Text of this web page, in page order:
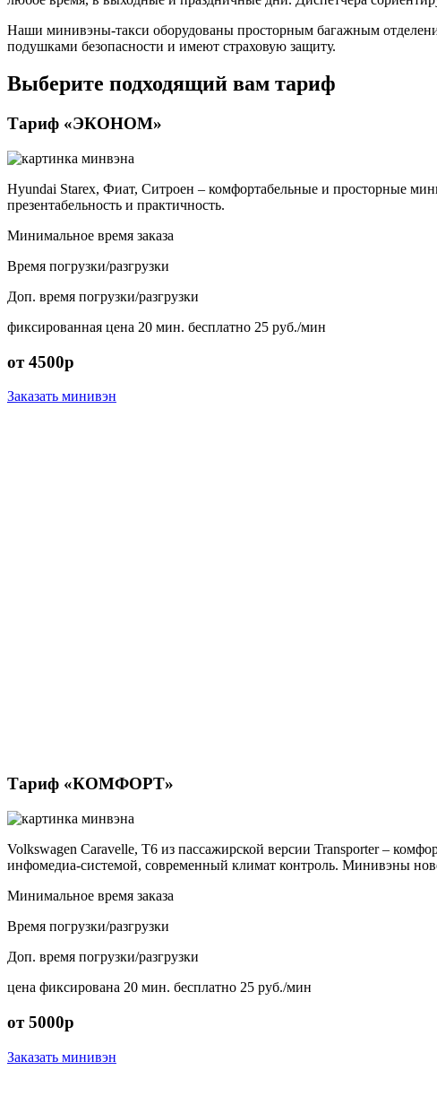
Наши минивэны-такси оборудованы просторным багажным
подушками безопасности и имеют страховую защиту.
Выберите подходящий вам тариф
Тариф «ЭКОНОМ»
Hyundai Starex, Фиат, Ситроен – комфортабельные и просторные
презентабельность и практичность.
Минимальное время заказа
Время погрузки/разгрузки
Доп. время погрузки/разгрузки
фиксированная цена 20 мин. бесплатно 25 руб./мин
от 4500р
Заказать минивэн
Тариф «КОМФОРТ»
Volkswagen Caravelle, T6 из пассажирской версии Transporter –
инфомедиа-системой, современный климат контроль. Минивэны
Минимальное время заказа
Время погрузки/разгрузки
Доп. время погрузки/разгрузки
цена фиксирована 20 мин. бесплатно 25 руб./мин
от 5000р
Заказать минивэн